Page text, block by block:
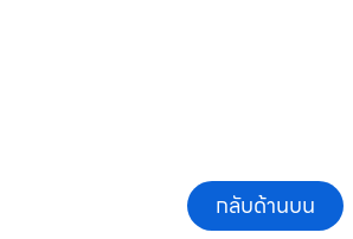
กลับด้านบน